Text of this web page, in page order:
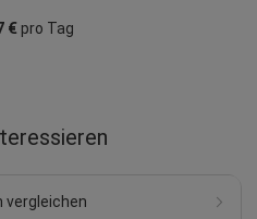
€pro Tag
vergleichen